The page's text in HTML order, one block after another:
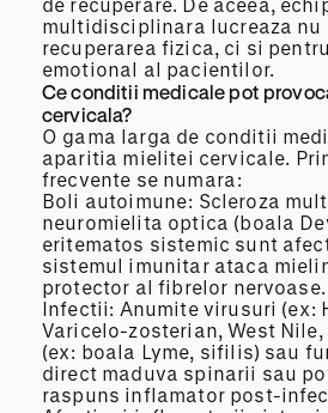
multidisciplinara lucreaza nu
recuperarea fizica, ci si
emotional al pacientilor.
Ce conditii medicale pot
cervicala?
O gama larga de conditii
aparitia mielitei cervicale.
frecvente se numara:
Boli autoimune: Scleroza
neuromielita optica (boala
eritematos sistemic sunt
sistemul imunitar ataca
protector al fibrelor nervoase.
Infectii: Anumite virusuri (ex:
Varicelo-zosterian, West
(ex: boala Lyme, sifilis) sau
direct maduva spinarii sau
raspuns inflamator post-